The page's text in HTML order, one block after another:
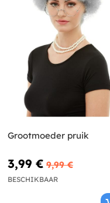
Grootmoeder pruik
3,99 € 9,99 €
BESCHIKBAAR